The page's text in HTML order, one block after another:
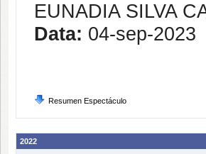
EUNADIA SILVA
Data: 04-sep-2023
Resumen Espectáculo
2022